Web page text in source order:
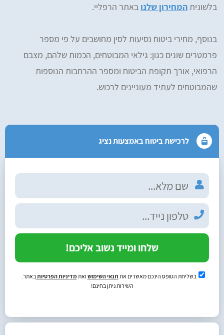
בלשוניתהמחירון שלנו באתר הרפליי.
בנוסף, מחירי ביטוח נסיעות לסין מחושבים על פי מספר
פרמטרים שונים כגון: גילאי המבוטחים, הכמות שלהם, מצבם
הרפואי, אורך תקופת הביטוח ומספר ההרחבות הנוספות
שהמבוטחים לעתיד מעוניינים לרכוש.
לרכישת ביטוח באמצעות נציג
שלחו ומייד נשוב אליכם!
בשליחת הטופס הינכם מאשרים את תנאי השימוש ואתמדיניות הפרטיות באתר.
השירות ניתן בחינם!